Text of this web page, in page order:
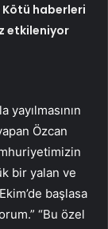
Kötü haberleri
etkileniyor
Özcan
bir yalan ve
başlasa
“Bu özel